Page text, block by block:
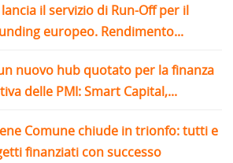
lancia il servizio di Run-Off per il
europeo. Rendimento...
nuovo hub quotato per la finanza
delle PMI: Smart Capital,...
Comune chiude in trionfo: tutti e
finanziati con successo